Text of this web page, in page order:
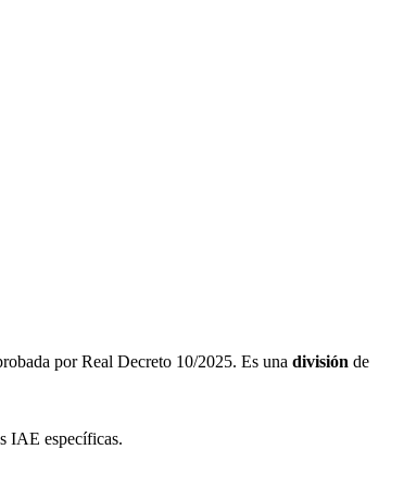
por Real Decreto 10/2025. Es una división de
IAE específicas.